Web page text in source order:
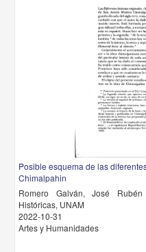
Posible esquema de las
Chimalpahin
Romero Galván, José
Históricas, UNAM
2022-10-31
Artes y Humanidades